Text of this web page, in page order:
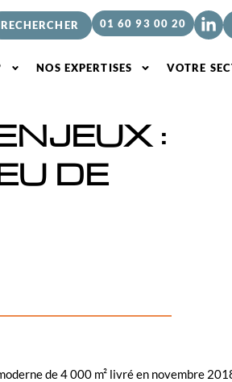
01 60 93 00 20
NOS EXPERTISES VOTRE
:
DE
de 4 000 m² livré en novembre